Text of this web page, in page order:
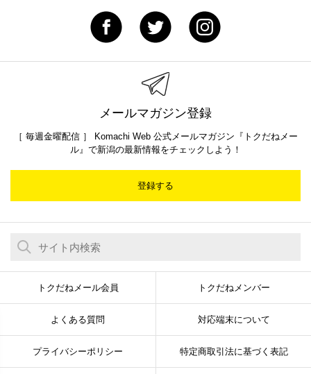
メールマガジン登録
［ 毎週金曜配信 ］ Komachi Web 公式メールマガジン『トクだねメー
ル』で新潟の最新情報をチェックしよう！
登録する
トクだねメール会員 トクだねメンバー
よくある質問 対応端末について
プライバシーポリシー 特定商取引法に基づく表記